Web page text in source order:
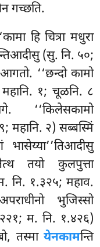
गच्छति.
हि चित्रा मधुरा
(सु. नि. ५०;
‘‘छन्दो कामो
महानि. १; चूळनि. ८
‘‘किलेसकामो
महानि. २) सब्बस्मिं
भासेय्या’’तिआदीसु
तयो कुलपुत्ता
नि. १.३२५; महाव.
भुजिस्सो
म. नि. १.४२६)
तस्मा येनकामन्ति